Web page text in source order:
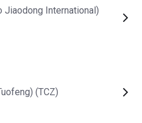
Jiaodong International)
(TCZ)